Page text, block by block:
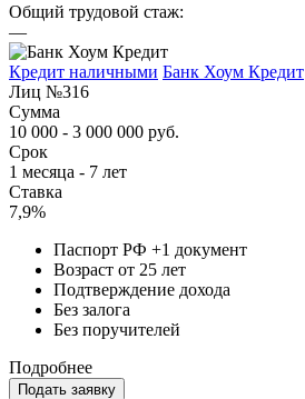
Общий трудовой стаж:
—
Кредит наличными Банк Хоум Кредит
Лиц №316
Сумма
10 000 - 3 000 000 руб.
Срок
1 месяца - 7 лет
Ставка
7,9%
Паспорт РФ +1 документ
Возраст от 25 лет
Подтверждение дохода
Без залога
Без поручителей
Подробнее
Подать заявку